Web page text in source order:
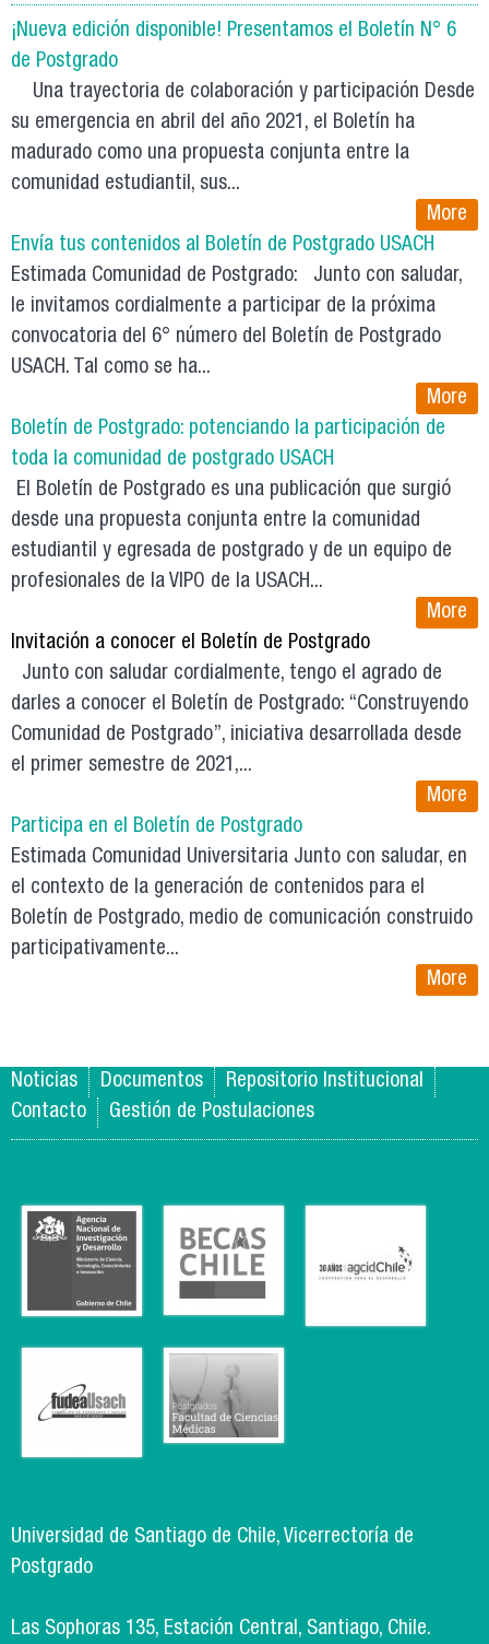
¡Nueva edición disponible! Presentamos el Boletín N° 6
de Postgrado
Una trayectoria de colaboración y participación Desde
su emergencia en abril del año 2021, el Boletín ha
madurado como una propuesta conjunta entre la
comunidad estudiantil, sus...
More
Envía tus contenidos al Boletín de Postgrado USACH
Estimada Comunidad de Postgrado: Junto con saludar,
le invitamos cordialmente a participar de la próxima
convocatoria del 6° número del Boletín de Postgrado
USACH. Tal como se ha...
More
Boletín de Postgrado: potenciando la participación de
toda la comunidad de postgrado USACH
El Boletín de Postgrado es una publicación que surgió
desde una propuesta conjunta entre la comunidad
estudiantil y egresada de postgrado y de un equipo de
profesionales de la VIPO de la USACH...
More
Invitación a conocer el Boletín de Postgrado
Junto con saludar cordialmente, tengo el agrado de
darles a conocer el Boletín de Postgrado: “Construyendo
Comunidad de Postgrado”, iniciativa desarrollada desde
el primer semestre de 2021,...
More
Participa en el Boletín de Postgrado
Estimada Comunidad Universitaria Junto con saludar, en
el contexto de la generación de contenidos para el
Boletín de Postgrado, medio de comunicación construido
participativamente...
More
Noticias Documentos
Repositorio Institucional
Contacto
Gestión de Postulaciones
Universidad de Santiago de Chile, Vicerrectoría de
Postgrado
Las Sophoras 135, Estación Central, Santiago, Chile.